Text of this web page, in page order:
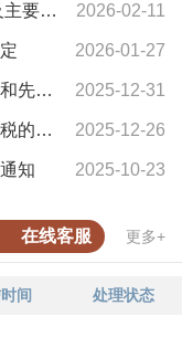
新疆维吾尔自治区人民政府关于印发2026年自治区国民经济和社会发展计划及主要指标的通知 2026-02-11
2026-01-27
新疆维吾尔自治区人民政府关于表彰新疆维吾尔自治区农村水利工作先进集体和先进个人的决定 2025-12-31
新疆维吾尔自治区人民政府关于调整残疾、孤老人员和烈属所得减征个人所得税的通知 2025-12-26
知 2025-10-23
在线客服 更多+
间 处理状态